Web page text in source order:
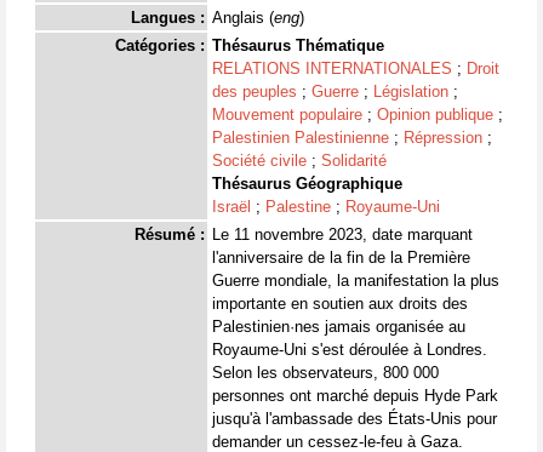
Langues : Anglais (eng)
Catégories : Thésaurus Thématique
RELATIONS INTERNATIONALES ; Droit
des peuples ; Guerre ; Législation ;
Mouvement populaire ; Opinion publique ;
Palestinien Palestinienne ; Répression ;
Société civile ; Solidarité
Thésaurus Géographique
Israël ; Palestine ; Royaume-Uni
Résumé : Le 11 novembre 2023, date marquant
l'anniversaire de la fin de la Première
Guerre mondiale, la manifestation la plus
importante en soutien aux droits des
Palestinien·nes jamais organisée au
Royaume-Uni s'est déroulée à Londres.
Selon les observateurs, 800 000
personnes ont marché depuis Hyde Park
jusqu'à l'ambassade des États-Unis pour
demander un cessez-le-feu à Gaza.